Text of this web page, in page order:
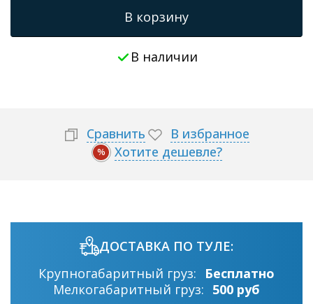
В корзину
В наличии
Сравнить В избранное
% Хотите дешевле?
ДОСТАВКА ПО ТУЛЕ:
Крупногабаритный груз:
Бесплатно
Мелкогабаритный груз: 500 руб